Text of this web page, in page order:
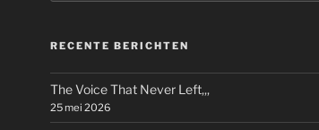
RECENTE BERICHTEN
The Voice That Never Left,,,
25 mei 2026